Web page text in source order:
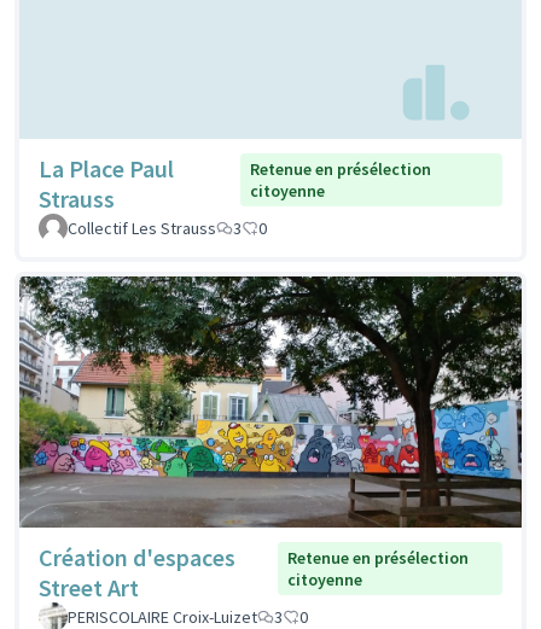
La Place Paul
Strauss
Retenue en présélection
citoyenne
Collectif Les Strauss
3 0
Création d'espaces
Street Art
Retenue en présélection
citoyenne
PERISCOLAIRE Croix-Luizet
3 0